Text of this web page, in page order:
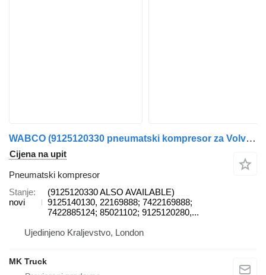
WABCO (9125120330 pneumatski kompresor za Volvo kamiona
Cijena na upit
Pneumatski kompresor
Stanje
novi
(9125120330 ALSO AVAILABLE)
9125140130, 22169888; 7422169888;
7422885124; 85021102; 9125120280,...
Ujedinjeno Kraljevstvo, London
MK Truck